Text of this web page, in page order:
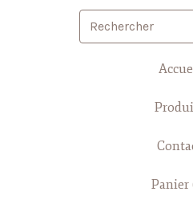
Rechercher
Panier